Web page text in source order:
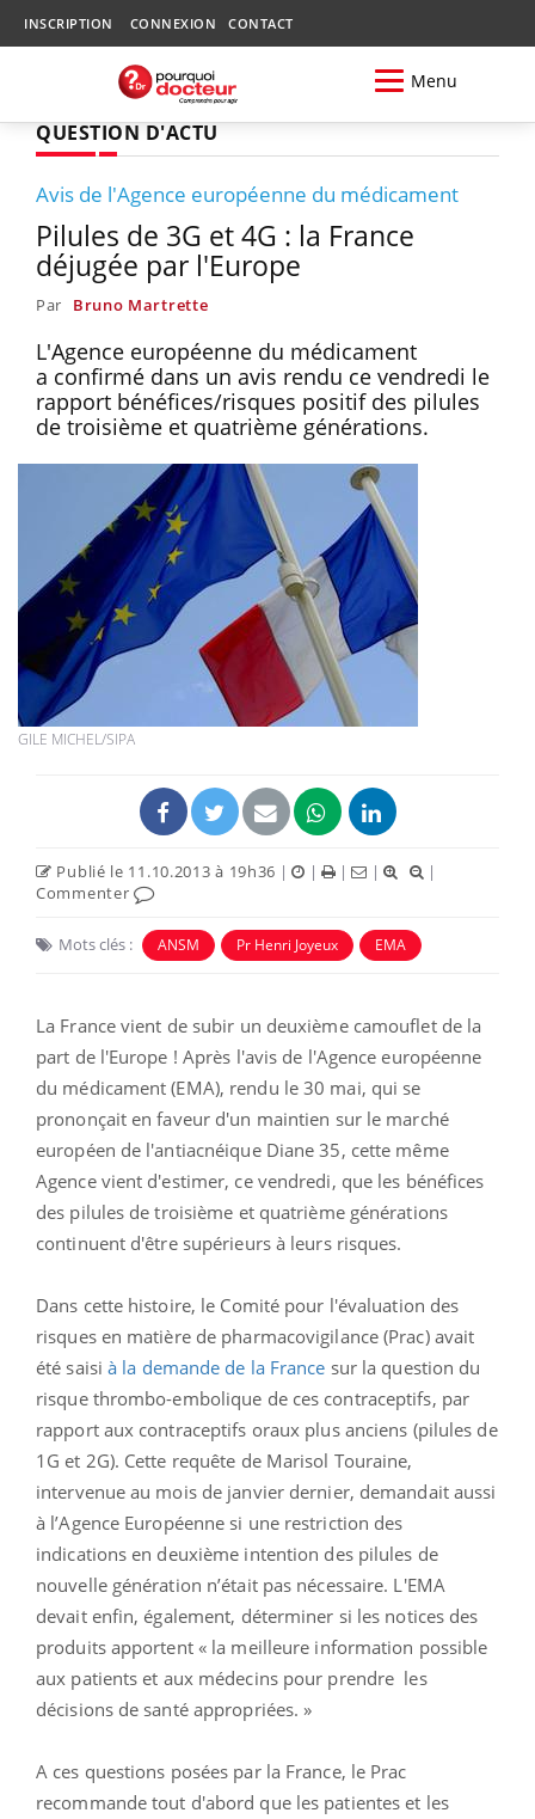
INSCRIPTION CONNEXION CONTACT
Menu
QUESTION D'ACTU
Avis de l'Agence européenne du médicament
Pilules de 3G et 4G : la France
déjugée par l'Europe
Par Bruno Martrette
L'Agence européenne du médicament
a confirmé dans un avis rendu ce vendredi le
rapport bénéfices/risques positif des pilules
de troisième et quatrième générations.
GILE MICHEL/SIPA
Publié le 11.10.2013 à 19h36 | | | |
|
Commenter
Mots clés : ANSM Pr Henri Joyeux EMA
La France vient de subir un deuxième camouflet de la
part de l'Europe ! Après l'avis de l'Agence européenne
du médicament (EMA), rendu le 30 mai, qui se
prononçait en faveur d'un maintien sur le marché
européen de l'antiacnéique Diane 35, cette même
Agence vient d'estimer, ce vendredi, que les bénéfices
des pilules de troisième et quatrième générations
continuent d'être supérieurs à leurs risques.
Dans cette histoire, le Comité pour l'évaluation des
risques en matière de pharmacovigilance (Prac) avait
été saisi à la demande de la France sur la question du
risque thrombo-embolique de ces contraceptifs, par
rapport aux contraceptifs oraux plus anciens (pilules de
1G et 2G). Cette requête de Marisol Touraine,
intervenue au mois de janvier dernier, demandait aussi
à l’Agence Européenne si une restriction des
indications en deuxième intention des pilules de
nouvelle génération n’était pas nécessaire. L'EMA
devait enfin, également, déterminer si les notices des
produits apportent « la meilleure information possible
aux patients et aux médecins pour prendre les
décisions de santé appropriées. »
A ces questions posées par la France, le Prac
recommande tout d'abord que les patientes et les